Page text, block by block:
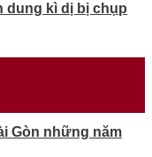
dung kì dị bị chụp
Gòn những năm